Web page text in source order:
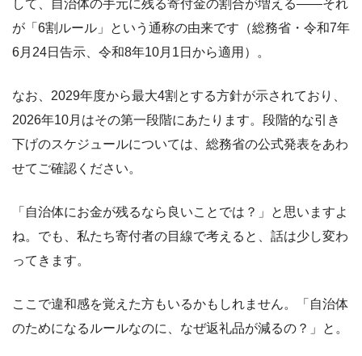
して、自治体の手元に残る寄付金の割合が増える――それ
が「6割ルール」という通称の由来です（総務省・令和7年
6月24日告示、令和8年10月1日から適用）。
なお、2029年度から最大4割とする方針が示されており、
2026年10月はその第一段階にあたります。段階的な引き
下げのスケジュールについては、総務省の公式発表をあわ
せてご確認ください。
「自治体にお金が残るなら良いことでは？」と思いますよ
ね。でも、私たち寄付者の目線で考えると、話は少し変わ
ってきます。
ここで違和感を覚えた方もいるかもしれません。「自治体
のためになるルールなのに、なぜ返礼品が減るの？」と。